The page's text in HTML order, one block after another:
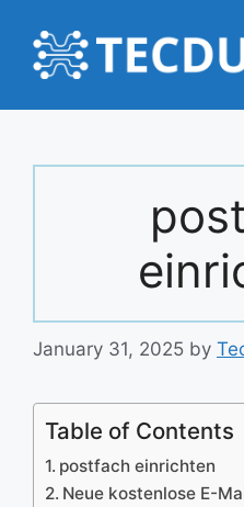
content
January 31, 2025 by
Table of Contents
postfach einrichten
Neue kostenlose E-